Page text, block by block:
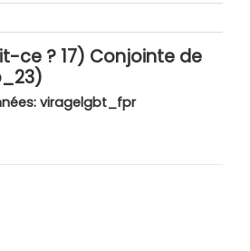
ce ? 17) Conjointe de
viragelgbt_fpr